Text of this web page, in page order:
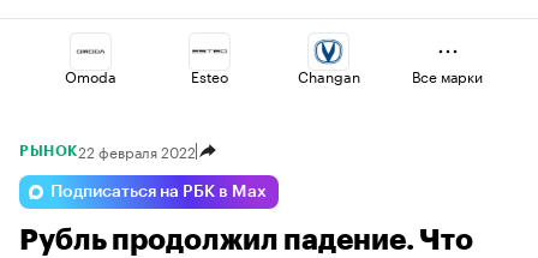
Omoda Esteo Changan
Voyah Haval
Geely Jaecoo Volga
Все марки
РЫНОК22 февраля 2022
Подписаться на РБК в Max
Рубль продолжил падение. Что